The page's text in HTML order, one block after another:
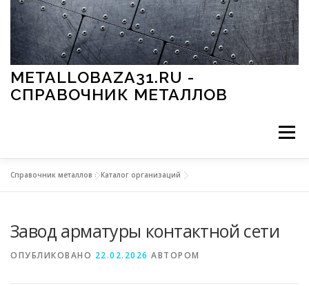
Перейти к содержимому
METALLOBAZA31.RU -
СПРАВОЧНИК МЕТАЛЛОВ
Меню
МЕТАЛЛЫ И ОКРУЖАЮЩАЯ СРЕДА
Справочник металлов »Каталог организаций
Завод арматуры контактной сети
ОПУБЛИКОВАНО 22.02.2026 АВТОРОМ